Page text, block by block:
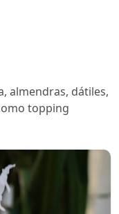
almendras, dátiles,
topping